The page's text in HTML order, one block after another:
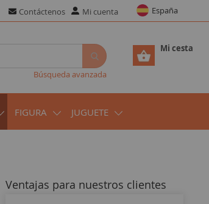
Contáctenos Mi cuenta España
Mi cesta
Búsqueda avanzada
FIGURA JUGUETE
Ventajas para nuestros clientes